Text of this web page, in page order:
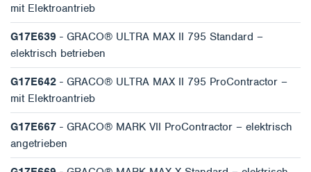
mit Elektroantrieb
G17E639 - GRACO® ULTRA MAX II 795 Standard –
elektrisch betrieben
G17E642 - GRACO® ULTRA MAX II 795 ProContractor –
mit Elektroantrieb
G17E667 - GRACO® MARK VII ProContractor – elektrisch
angetrieben